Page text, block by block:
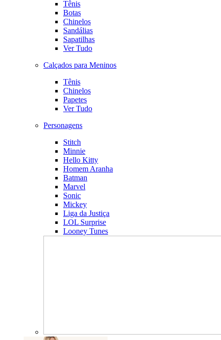
Tênis
Botas
Chinelos
Sandálias
Sapatilhas
Ver Tudo
Calçados para Meninos
Tênis
Chinelos
Papetes
Ver Tudo
Personagens
Stitch
Minnie
Hello Kitty
Homem Aranha
Batman
Marvel
Sonic
Mickey
Liga da Justiça
LOL Surprise
Looney Tunes